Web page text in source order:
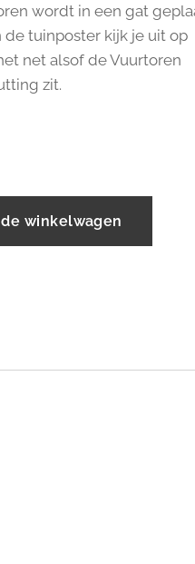
wordt in een gat
tuinposter kijk je uit op
net alsof de Vuurtoren
zit.
winkelwagen